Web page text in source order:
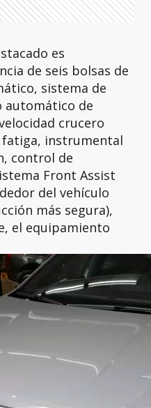
es
de seis bolsas de
sistema de
automático de
crucero
instrumental
control de
Front Assist
del vehículo
más segura),
el equipamiento